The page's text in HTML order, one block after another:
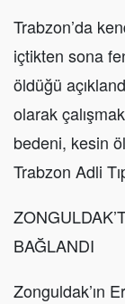
Trabzon’da
içtikten sona
öldüğü
olarak
bedeni, kesin
Trabzon Adli
BAĞLANDI
Zonguldak’ın